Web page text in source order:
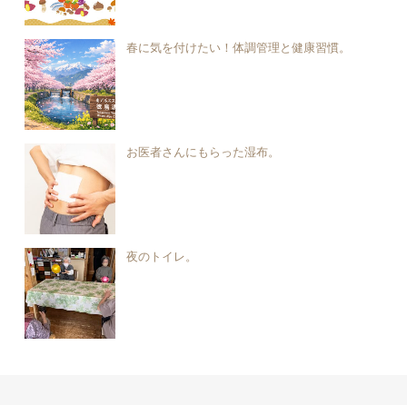
春に気を付けたい！体調管理と健康習慣。
お医者さんにもらった湿布。
夜のトイレ。